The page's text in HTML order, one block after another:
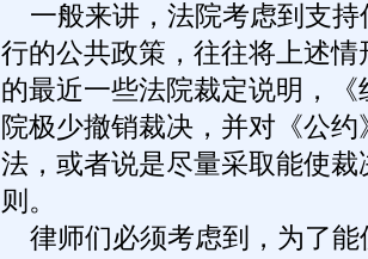
一般来讲，法院考虑到支持
行的公共政策，往往将上述
的最近一些法院裁定说明，
院极少撤销裁决，并对《公
法，或者说是尽量采取能使
则。
律师们必须考虑到，为了能